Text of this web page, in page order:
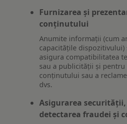
Furnizarea și
conținutului
Anumite informații (cum
capacitățile
asigura compatibilitatea
sau a publicității și
conținutului sau a
dvs.
Asigurarea
detectarea fraudei și